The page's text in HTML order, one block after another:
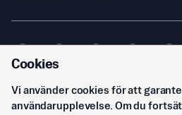
© Svenska Epoch Times AB2026
Cookies
Vi använder cookies för att
användarupplevelse. Om du